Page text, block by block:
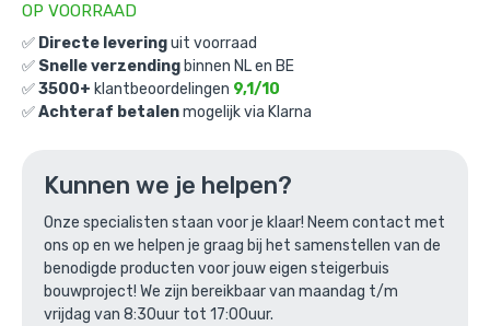
OP VOORRAAD
✅ Directe leveringuit voorraad
✅ Snelle verzending binnen NL en BE
✅3500+ klantbeoordelingen 9,1/10
✅Achteraf betalenmogelijk via Klarna
Kunnen we je helpen?
Onze specialisten staan voor je klaar! Neem contact met
ons op en we helpen je graag bij het samenstellen van de
benodigde producten voor jouw eigen steigerbuis
bouwproject! We zijn bereikbaar van maandag t/m
vrijdag van 8:30uur tot 17:00uur.
Buiskoppeling T-Stuk met zij-uitgang
- zwart
Gekozen aantal: x
Productnummer: type_24_zwart_rond_v2